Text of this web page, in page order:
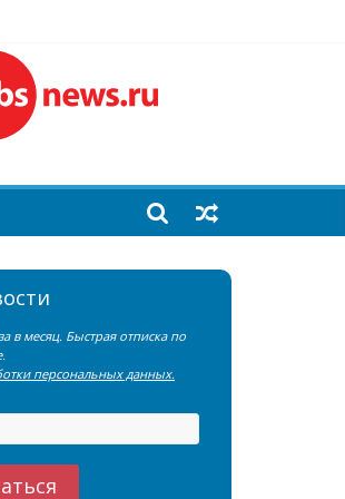
в месяц. Быстрая отписка по
персональных данных.